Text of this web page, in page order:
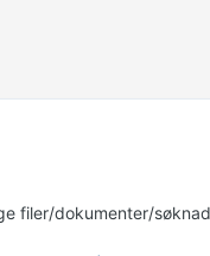
filer/dokumenter/